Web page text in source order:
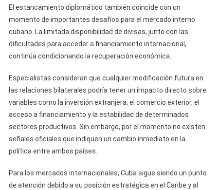
El estancamiento diplomático también coincide con un
momento de importantes desafíos para el mercado interno
cubano. La limitada disponibilidad de divisas, junto con las
dificultades para acceder a financiamiento internacional,
continúa condicionando la recuperación económica.
Especialistas consideran que cualquier modificación futura en
las relaciones bilaterales podría tener un impacto directo sobre
variables como la inversión extranjera, el comercio exterior, el
acceso a financiamiento y la estabilidad de determinados
sectores productivos. Sin embargo, por el momento no existen
señales oficiales que indiquen un cambio inmediato en la
política entre ambos países.
Para los mercados internacionales, Cuba sigue siendo un punto
de atención debido a su posición estratégica en el Caribe y al